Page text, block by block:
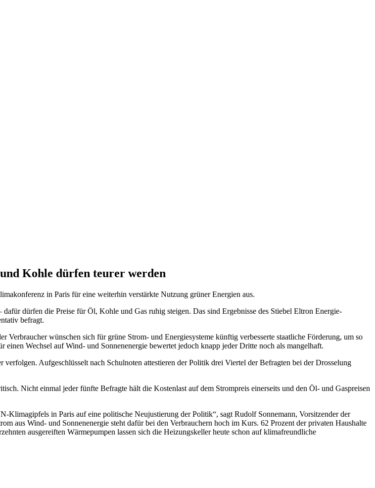
Kohle dürfen teurer werden
in Paris für eine weiterhin verstärkte Nutzung grüner Energien aus.
dürfen die Preise für Öl, Kohle und Gas ruhig steigen. Das sind Ergebnisse des Stiebel Eltron Energie-
befragt.
wünschen sich für grüne Strom- und Energiesysteme künftig verbesserte staatliche Förderung, um so
Wechsel auf Wind- und Sonnenenergie bewertet jedoch knapp jeder Dritte noch als mangelhaft.
Aufgeschlüsselt nach Schulnoten attestieren der Politik drei Viertel der Befragten bei der Drosselung
Nicht einmal jeder fünfte Befragte hält die Kostenlast auf dem Strompreis einerseits und den Öl- und Gaspreisen
in Paris auf eine politische Neujustierung der Politik“, sagt Rudolf Sonnemann, Vorsitzender der
aus Wind- und Sonnenenergie steht dafür bei den Verbrauchern hoch im Kurs. 62 Prozent der privaten Haushalte
ausgereiften Wärmepumpen lassen sich die Heizungskeller heute schon auf klimafreundliche